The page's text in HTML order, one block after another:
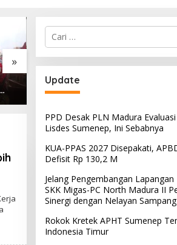
»
DPRD Sampang Dukung
Pemidanaan Kaum LGBT
Cari
untuk:
Update
PPD Desak PLN Madura
Lisdes Sumenep, Ini Sebabnya
KUA-PPAS 2027 Disepakati,
Defisit Rp 130,2 M
Jelang Pengembangan Lapangan
SKK Migas-PC North Madura II
Sinergi dengan Nelayan Sampang
Rokok Kretek APHT Sumenep
Indonesia Timur